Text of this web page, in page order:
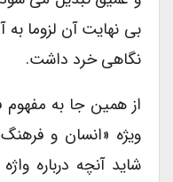
بی نهایت آن لزوما به
نگاهی خرد داشت.
از همین جا به مفهوم
ویژه «انسان و
شاید آنچه درباره